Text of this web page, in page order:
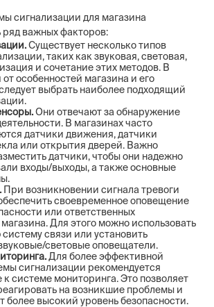
сигнализации для магазина
ряд важных факторов:
Существует несколько типов
таких как звуковая, световая,
и сочетание этих методов. В
особенностей магазина и его
выбрать наиболее подходящий
Они отвечают за обнаружение
В магазинах часто
датчики движения, датчики
или открытия дверей. Важно
датчики, чтобы они надежно
входы/выходы, а также основные
При возникновении сигнала тревоги
своевременное оповещение
или ответственных
Для этого можно использовать
связи или установить
световые оповещатели.
Для более эффективной
сигнализации рекомендуется
системе мониторинга. Это позволяет
на возникшие проблемы и
более высокий уровень безопасности.